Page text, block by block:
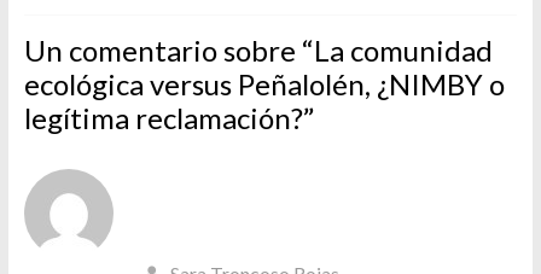
Un comentario sobre “La comunidad
ecológica versus Peñalolén, ¿NIMBY o
legítima reclamación?”